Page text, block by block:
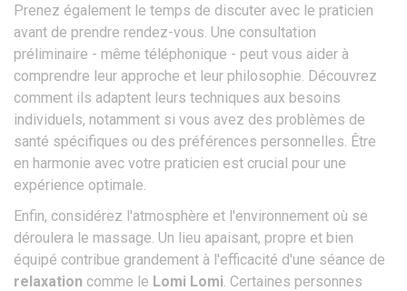
Prenez également le temps de discuter avec le praticien
avant de prendre rendez-vous. Une consultation
préliminaire - même téléphonique - peut vous aider à
comprendre leur approche et leur philosophie. Découvrez
comment ils adaptent leurs techniques aux besoins
individuels, notamment si vous avez des problèmes de
santé spécifiques ou des préférences personnelles. Être
en harmonie avec votre praticien est crucial pour une
expérience optimale.
Enfin, considérez l'atmosphère et l'environnement où se
déroulera le massage. Un lieu apaisant, propre et bien
équipé contribue grandement à l'efficacité d'une séance de
relaxation comme le Lomi Lomi . Certaines personnes